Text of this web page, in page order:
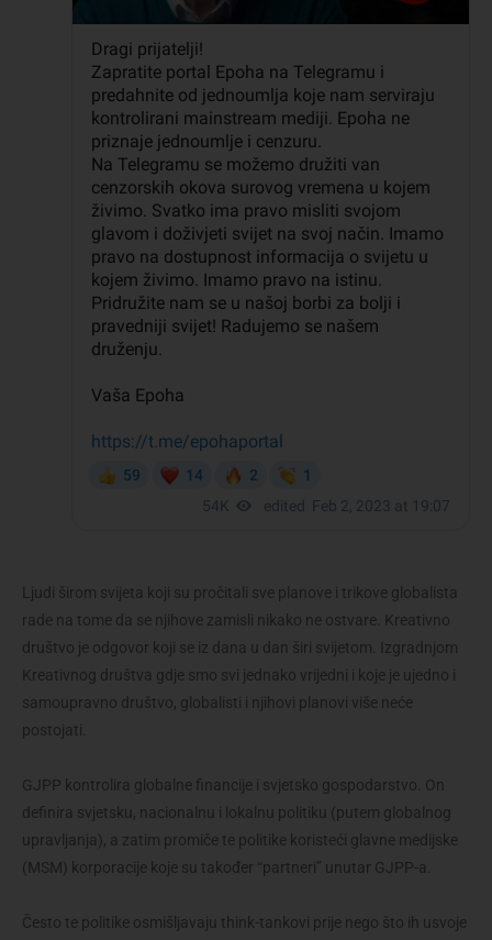
Ljudi širom svijeta koji su pročitali sve planove i trikove globalista
rade na tome da se njihove zamisli nikako ne ostvare. Kreativno
društvo je odgovor koji se iz dana u dan širi svijetom. Izgradnjom
Kreativnog društva gdje smo svi jednako vrijedni i koje je ujedno i
samoupravno društvo, globalisti i njihovi planovi više neće
postojati.
GJPP kontrolira globalne financije i svjetsko gospodarstvo. On
definira svjetsku, nacionalnu i lokalnu politiku (putem globalnog
upravljanja), a zatim promiče te politike koristeći glavne medijske
(MSM) korporacije koje su također “partneri” unutar GJPP-a.
Često te politike osmišljavaju think-tankovi prije nego što ih usvoje